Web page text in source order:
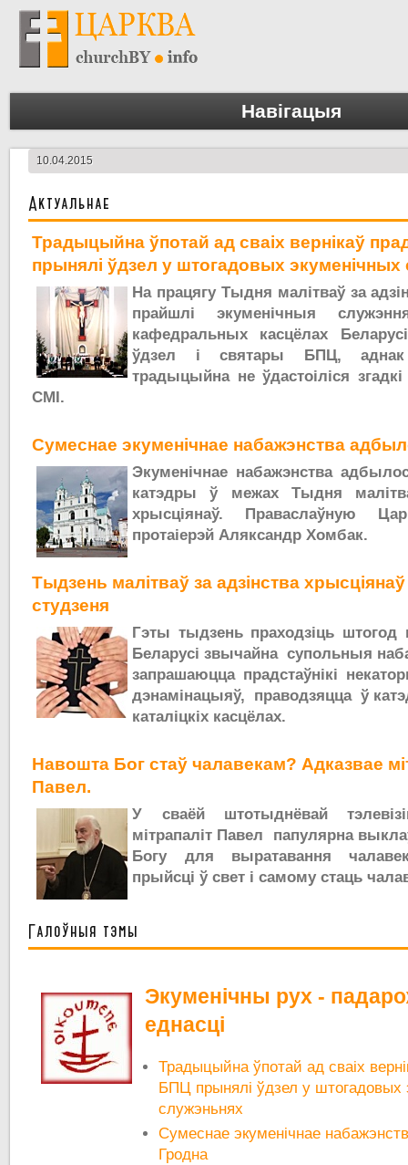
Навігацыя
10.04.2015
Актуальнае
Традыцыйна ўпотай ад сваіх вернікаў
прынялі ўдзел у штогадовых экуменічных
На працягу Тыдня малітваў за
прайшлі экуменічныя
кафедральных касцёлах
ўдзел і святары БПЦ, аднак
традыцыйна не ўдастоіліся
СМІ.
Сумеснае экуменічнае набажэнства
Экуменічнае набажэнства
катэдры ў межах Тыдня
хрысціянаў. Праваслаўную
протаіерэй Аляксандр Хомбак.
Тыдзень малітваў за адзінства
студзеня
Гэты тыдзень праходзіць штогод
Беларусі звычайна супольныя
запрашаюцца прадстаўнікі
дэнамінацыяў, праводзяцца ў
каталіцкіх касцёлах.
Навошта Бог стаў чалавекам? Адказвае
Павел.
У сваёй штотыднёвай
мітрапаліт Павел папулярна
Богу для выратавання
прыйсці ў свет і самому стаць
Галоўныя тэмы
Экуменічны рух -
еднасці
Традыцыйна ўпотай ад сваіх
БПЦ прынялі ўдзел у штогадовых
служэньнях
Сумеснае экуменічнае
Гродна